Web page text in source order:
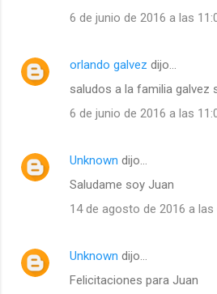
6 de junio de 2016 a las
orlando galvez dijo…
saludos a la familia galvez
6 de junio de 2016 a las
Unknown dijo…
Saludame soy Juan
14 de agosto de 2016 a las
Unknown dijo…
Felicitaciones para Juan